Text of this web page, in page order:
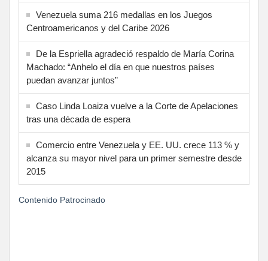
Venezuela suma 216 medallas en los Juegos
Centroamericanos y del Caribe 2026
De la Espriella agradeció respaldo de María Corina
Machado: “Anhelo el día en que nuestros países
puedan avanzar juntos”
Caso Linda Loaiza vuelve a la Corte de Apelaciones
tras una década de espera
Comercio entre Venezuela y EE. UU. crece 113 % y
alcanza su mayor nivel para un primer semestre desde
2015
Contenido Patrocinado